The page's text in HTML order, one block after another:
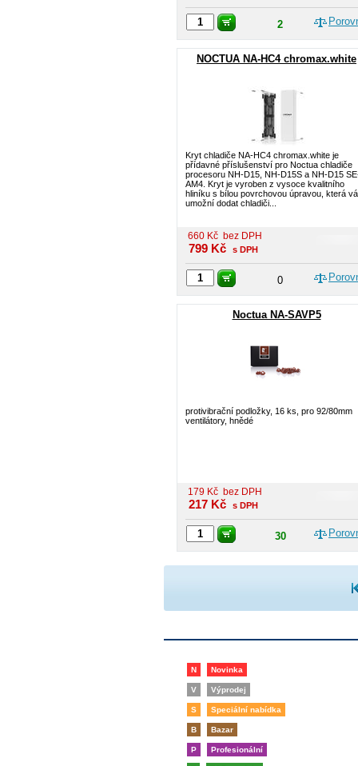
2
NOCTUA NA-HC4 chromax.white
Kryt chladiče NA-HC4 chromax.white je
přídavné příslušenství pro Noctua chladiče
procesoru NH-D15, NH-D15S a NH-D15
AM4. Kryt je vyroben z vysoce kvalitního
hliníku s bílou povrchovou úpravou, která
umožní dodat chladiči...
660 Kč bez DPH
799 Kč s DPH
0
Noctua NA-SAVP5
protivibrační podložky, 16 ks, pro 92/80mm
ventilátory, hnědé
179 Kč bez DPH
217 Kč s DPH
30
N Novinka
V Výprodej
S Speciální nabídka
B Bazar
P Profesionální